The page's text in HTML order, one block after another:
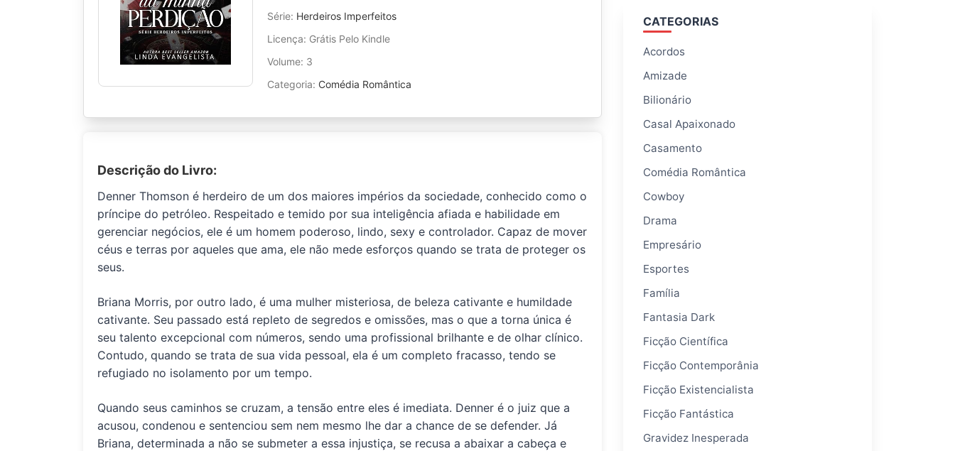
Série: Herdeiros Imperfeitos
Licença: Grátis Pelo Kindle
Volume: 3
Categoria: Comédia Romântica
Descrição do Livro:
Denner Thomson é herdeiro de um dos maiores impérios da sociedade, conhecido como o
príncipe do petróleo. Respeitado e temido por sua inteligência afiada e habilidade em
gerenciar negócios, ele é um homem poderoso, lindo, sexy e controlador. Capaz de mover
céus e terras por aqueles que ama, ele não mede esforços quando se trata de proteger os
seus.
Briana Morris, por outro lado, é uma mulher misteriosa, de beleza cativante e humildade
cativante. Seu passado está repleto de segredos e omissões, mas o que a torna única é
seu talento excepcional com números, sendo uma profissional brilhante e de olhar clínico.
Contudo, quando se trata de sua vida pessoal, ela é um completo fracasso, tendo se
refugiado no isolamento por um tempo.
Quando seus caminhos se cruzam, a tensão entre eles é imediata. Denner é o juiz que a
acusou, condenou e sentenciou sem nem mesmo lhe dar a chance de se defender. Já
Briana, determinada a não se submeter a essa injustiça, se recusa a abaixar a cabeça e
CATEGORIAS
Acordos
Amizade
Bilionário
Casal Apaixonado
Casamento
Comédia Romântica
Cowboy
Drama
Empresário
Esportes
Família
Fantasia Dark
Ficção Científica
Ficção Contemporânia
Ficção Existencialista
Ficção Fantástica
Gravidez Inesperada